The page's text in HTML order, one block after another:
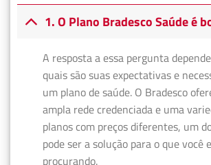
1. O Plano Bradesco Saúde é
A resposta a essa pergunta
quais são suas expectativas e
um plano de saúde. O Bradesco
ampla rede credenciada e uma
planos com preços diferentes, um
pode ser a solução para o que você
procurando.